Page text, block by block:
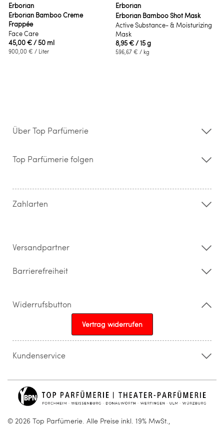
Erborian
Erborian Bamboo Crème
Frappée
Face Care
45,00 €/ 50 ml
900,00 € / Liter
Erborian
Erborian Bamboo Shot Mask
Active Substance- & Moisturizing
Mask
8,95 €/ 15 g
596,67 € / kg
Über Top Parfümerie
Storefinder
Kontakt
Widerrufsrecht & Rückgabebedingungen
Top Parfümerie folgen
Zahlarten
Versandpartner
Barrierefreiheit
Widerrufsbutton
Vertrag widerrufen
Kundenservice
info@topparfuemerie.de
© 2026 Top Parfümerie. Alle Preise inkl. 19% MwSt.,